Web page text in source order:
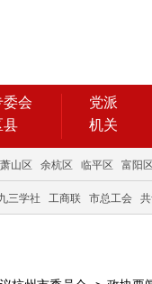
委会
县
党派
机关
萧山区 余杭区 临平区 富阳
三学社 工商联 市总工会